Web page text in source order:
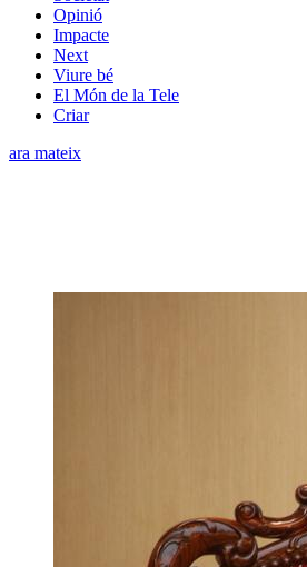
Opinió
Impacte
Next
Viure bé
El Món de la Tele
Criar
ara mateix